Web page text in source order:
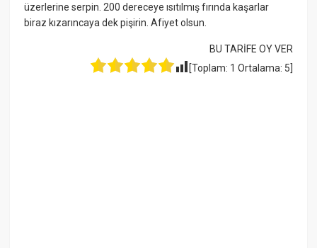
üzerlerine serpin. 200 dereceye ısıtılmış fırında kaşarlar
biraz kızarıncaya dek pişirin. Afiyet olsun.
BU TARİFE OY VER
[Toplam: 1 Ortalama: 5